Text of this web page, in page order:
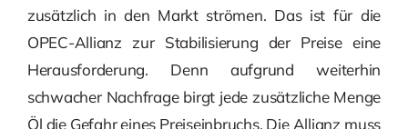
zusätzlich in den Markt strömen. Das ist für die
OPEC-Allianz zur Stabilisierung der Preise eine
Herausforderung. Denn aufgrund weiterhin
schwacher Nachfrage birgt jede zusätzliche Menge
Öl die Gefahr eines Preiseinbruchs. Die Allianz muss